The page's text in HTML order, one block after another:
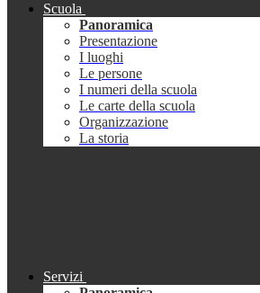
Scuola
Panoramica
Presentazione
I luoghi
Le persone
I numeri della scuola
Le carte della scuola
Organizzazione
La storia
Servizi